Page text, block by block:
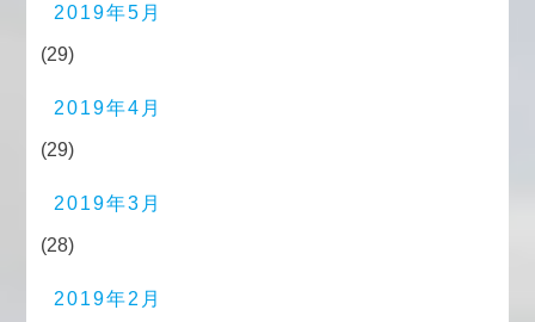
2019年5月
(29)
2019年4月
(29)
2019年3月
(28)
2019年2月